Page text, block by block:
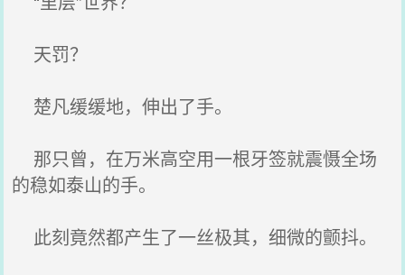
天罚？
楚凡缓缓地，伸出了手。
那只曾，在万米高空用一根牙签就震慑全场
的稳如泰山的手。
此刻竟然都产生了一丝极其，细微的颤抖。